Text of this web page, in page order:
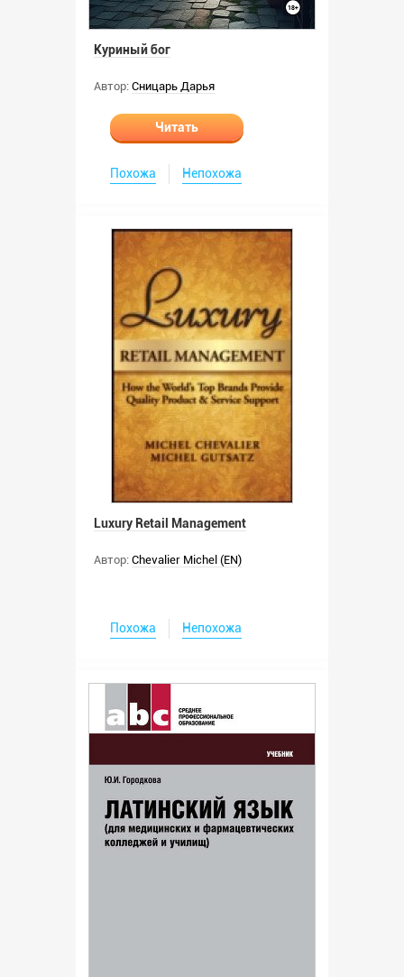
Куриный бог
Автор: Сницарь Дарья
Читать
Похожа Непохожа
Luxury Retail Management
Автор: Chevalier Michel (EN)
Похожа Непохожа